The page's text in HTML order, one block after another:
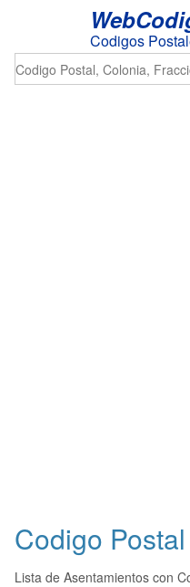
Codigos
Codigo Postal
Lista de Asentamientos con